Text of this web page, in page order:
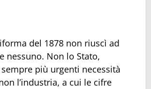
del 1878 non riuscì ad
nessuno. Non lo Stato,
più urgenti necessità
l’industria, a cui le cifre